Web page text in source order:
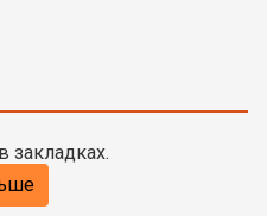
закладках.